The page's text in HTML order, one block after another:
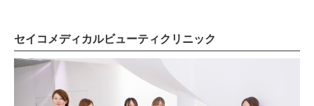
セイコメディカルビューティクリニック